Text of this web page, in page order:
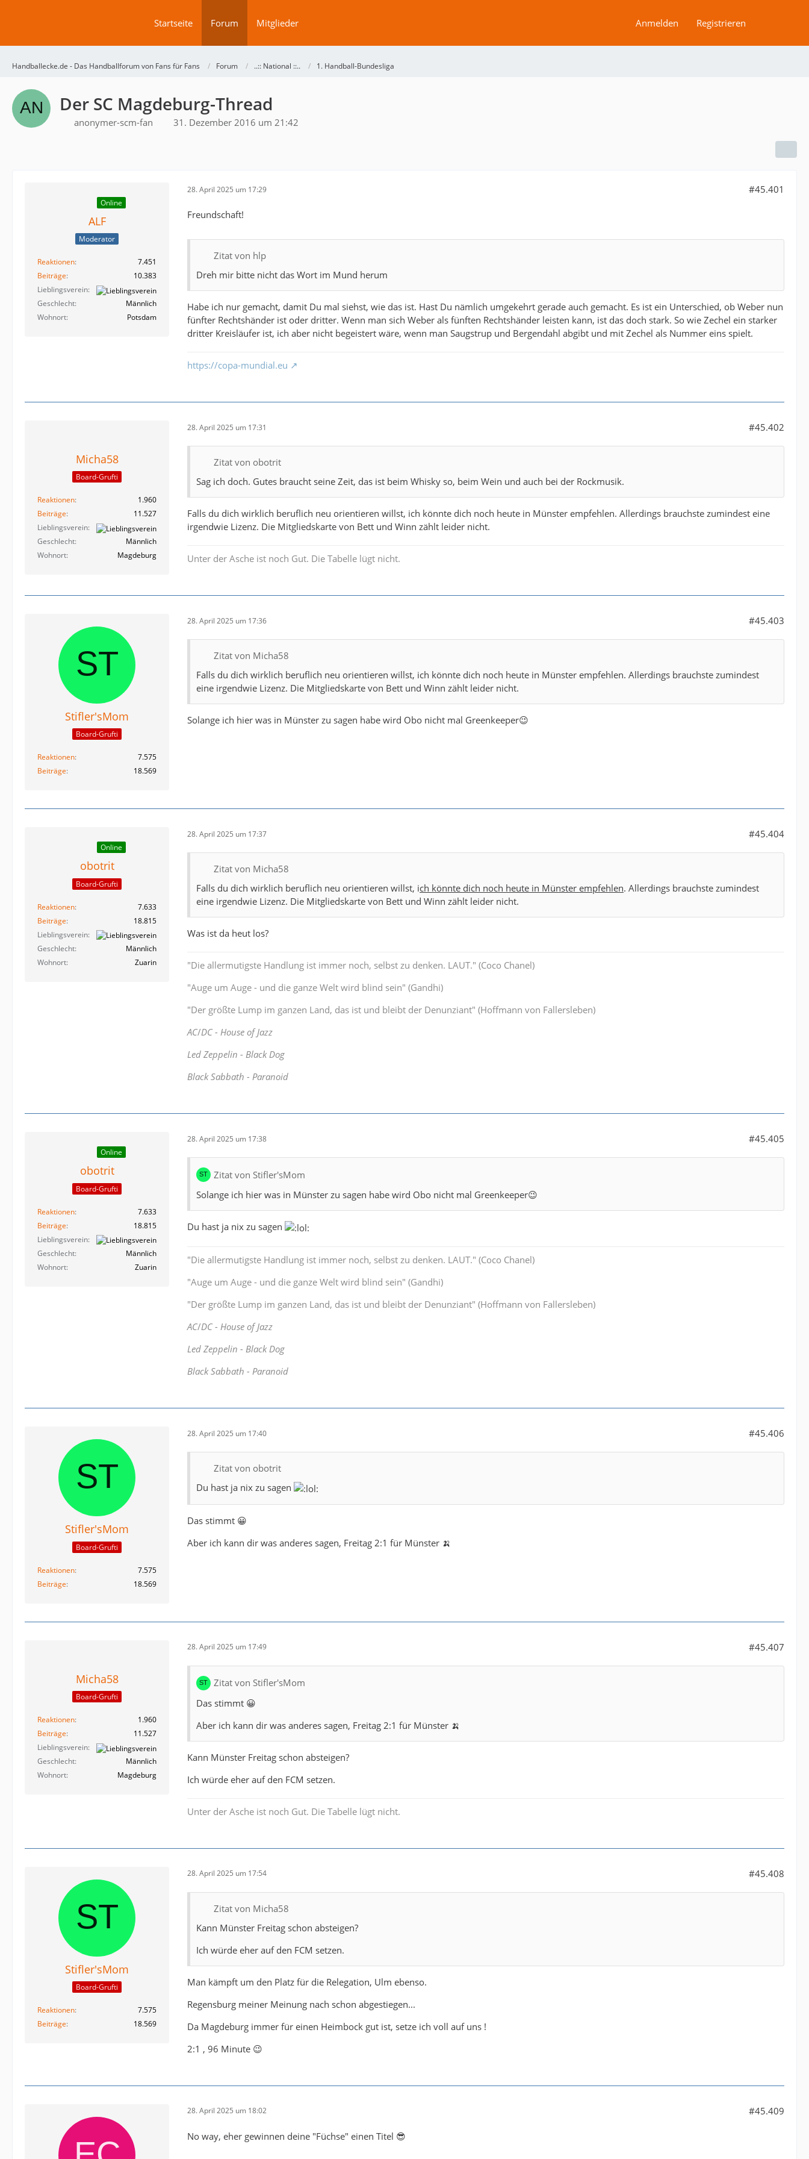
Startseite Forum Mitglieder Anmelden Registrieren
Handballecke.de - Das Handballforum von Fans für Fans Forum ..:: National ::.. 1. Handball-Bundesliga
Der SC Magdeburg-Thread
anonymer-scm-fan 31. Dezember 2016 um 21:42
Online
ALF
Moderator
Reaktionen
7.451
Beiträge
10.383
Lieblingsverein
Geschlecht
Männlich
Wohnort
Potsdam
28. April 2025 um 17:29 #45.401
Freundschaft!
Zitat von hlp
Dreh mir bitte nicht das Wort im Mund herum
Habe ich nur gemacht, damit Du mal siehst, wie das ist. Hast Du nämlich umgekehrt gerade auch gemacht. Es ist ein Unterschied, ob Weber nun
fünfter Rechtshänder ist oder dritter. Wenn man sich Weber als fünften Rechtshänder leisten kann, ist das doch stark. So wie Zechel ein starker
dritter Kreisläufer ist, ich aber nicht begeistert wäre, wenn man Saugstrup und Bergendahl abgibt und mit Zechel als Nummer eins spielt.
https://copa-mundial.eu
Micha58
Board-Grufti
Reaktionen
1.960
Beiträge
11.527
Lieblingsverein
Geschlecht
Männlich
Wohnort
Magdeburg
28. April 2025 um 17:31 #45.402
Zitat von obotrit
Sag ich doch. Gutes braucht seine Zeit, das ist beim Whisky so, beim Wein und auch bei der Rockmusik.
Falls du dich wirklich beruflich neu orientieren willst, ich könnte dich noch heute in Münster empfehlen. Allerdings brauchste zumindest eine
irgendwie Lizenz. Die Mitgliedskarte von Bett und Winn zählt leider nicht.
Unter der Asche ist noch Gut. Die Tabelle lügt nicht.
Stifler'sMom
Board-Grufti
Reaktionen
7.575
Beiträge
18.569
28. April 2025 um 17:36 #45.403
Zitat von Micha58
Falls du dich wirklich beruflich neu orientieren willst, ich könnte dich noch heute in Münster empfehlen. Allerdings brauchste zumindest
eine irgendwie Lizenz. Die Mitgliedskarte von Bett und Winn zählt leider nicht.
Solange ich hier was in Münster zu sagen habe wird Obo nicht mal Greenkeeper😉
Online
obotrit
Board-Grufti
Reaktionen
7.633
Beiträge
18.815
Lieblingsverein
Geschlecht
Männlich
Wohnort
Zuarin
28. April 2025 um 17:37 #45.404
Zitat von Micha58
Falls du dich wirklich beruflich neu orientieren willst, ich könnte dich noch heute in Münster empfehlen. Allerdings brauchste zumindest
eine irgendwie Lizenz. Die Mitgliedskarte von Bett und Winn zählt leider nicht.
Was ist da heut los?
"Die allermutigste Handlung ist immer noch, selbst zu denken. LAUT." (Coco Chanel)
"Auge um Auge - und die ganze Welt wird blind sein" (Gandhi)
"Der größte Lump im ganzen Land, das ist und bleibt der Denunziant" (Hoffmann von Fallersleben)
AC/DC - House of Jazz
Led Zeppelin - Black Dog
Black Sabbath - Paranoid
Online
obotrit
Board-Grufti
Reaktionen
7.633
Beiträge
18.815
Lieblingsverein
Geschlecht
Männlich
Wohnort
Zuarin
28. April 2025 um 17:38 #45.405
Zitat von Stifler'sMom
Solange ich hier was in Münster zu sagen habe wird Obo nicht mal Greenkeeper😉
Du hast ja nix zu sagen
"Die allermutigste Handlung ist immer noch, selbst zu denken. LAUT." (Coco Chanel)
"Auge um Auge - und die ganze Welt wird blind sein" (Gandhi)
"Der größte Lump im ganzen Land, das ist und bleibt der Denunziant" (Hoffmann von Fallersleben)
AC/DC - House of Jazz
Led Zeppelin - Black Dog
Black Sabbath - Paranoid
Stifler'sMom
Board-Grufti
Reaktionen
7.575
Beiträge
18.569
28. April 2025 um 17:40 #45.406
Zitat von obotrit
Du hast ja nix zu sagen
Das stimmt 😀
Aber ich kann dir was anderes sagen, Freitag 2:1 für Münster 🍌
Micha58
Board-Grufti
Reaktionen
1.960
Beiträge
11.527
Lieblingsverein
Geschlecht
Männlich
Wohnort
Magdeburg
28. April 2025 um 17:49 #45.407
Zitat von Stifler'sMom
Das stimmt 😀
Aber ich kann dir was anderes sagen, Freitag 2:1 für Münster 🍌
Kann Münster Freitag schon absteigen?
Ich würde eher auf den FCM setzen.
Unter der Asche ist noch Gut. Die Tabelle lügt nicht.
Stifler'sMom
Board-Grufti
Reaktionen
7.575
Beiträge
18.569
28. April 2025 um 17:54 #45.408
Zitat von Micha58
Kann Münster Freitag schon absteigen?
Ich würde eher auf den FCM setzen.
Man kämpft um den Platz für die Relegation, Ulm ebenso.
Regensburg meiner Meinung nach schon abgestiegen...
Da Magdeburg immer für einen Heimbock gut ist, setze ich voll auf uns !
2:1 , 96 Minute 😉
28. April 2025 um 18:02 #45.409
No way, eher gewinnen deine "Füchse" einen Titel 😎